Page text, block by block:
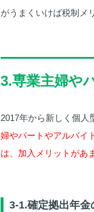
がうまくいけば税制メ
3.専業主婦や
2017年から新しく個人
婦やパートやアルバイ
は、加入メリットがあ
3-1.確定拠出年